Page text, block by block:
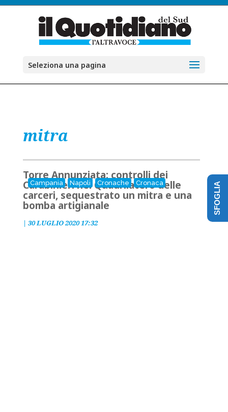
Seleziona una pagina
mitra
Campania Napoli Cronache Cronaca
Torre Annunziata: controlli dei
Carabinieri nel Quadrilatero delle
carceri, sequestrato un mitra e una
bomba artigianale
| 30 LUGLIO 2020 17:32
SFOGLIA